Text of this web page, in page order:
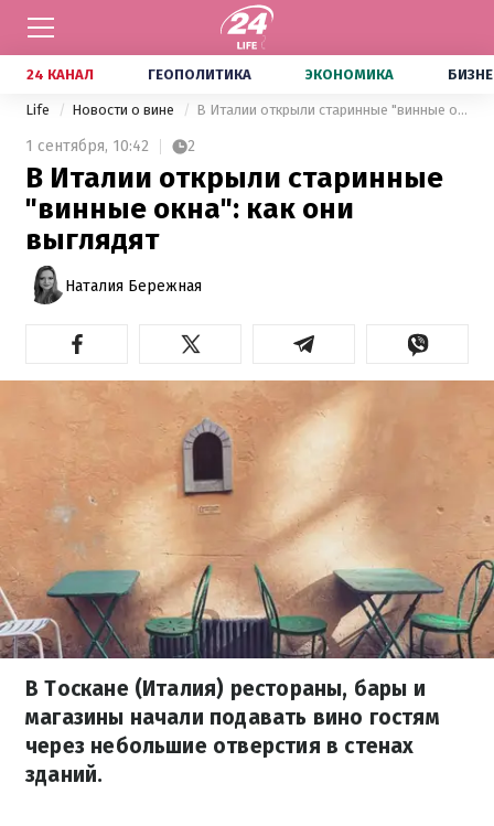
24 КАНАЛ ГЕОПОЛИТИКА ЭКОНОМИКА
Life Новости о вине В Италии открыли старинные "винные окна": как они выглядят
1 сентября, 10:42 2
В Италии открыли старинные
"винные окна": как они
выглядят
Наталия Бережная
В Тоскане (Италия) рестораны, бары и
магазины начали подавать вино гостям
через небольшие отверстия в стенах
зданий.